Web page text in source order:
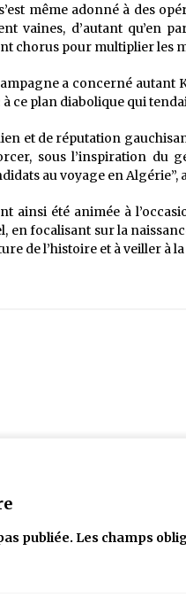
même adonné à des
vaines, d’autant qu’en
chorus pour multiplier les
a concerné autant
ce plan diabolique qui
et de réputation
sous l’inspiration du
au voyage en
ainsi été animée à
en focalisant sur la
de l’histoire et à veiller à
publiée. Les champs